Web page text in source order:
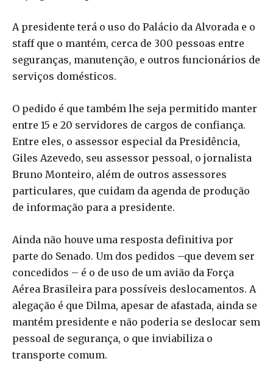
A presidente terá o uso do Palácio da Alvorada e o
staff que o mantém, cerca de 300 pessoas entre
seguranças, manutenção, e outros funcionários de
serviços domésticos.
O pedido é que também lhe seja permitido manter
entre 15 e 20 servidores de cargos de confiança.
Entre eles, o assessor especial da Presidência,
Giles Azevedo, seu assessor pessoal, o jornalista
Bruno Monteiro, além de outros assessores
particulares, que cuidam da agenda de produção
de informação para a presidente.
Ainda não houve uma resposta definitiva por
parte do Senado. Um dos pedidos –que devem ser
concedidos – é o de uso de um avião da Força
Aérea Brasileira para possíveis deslocamentos. A
alegação é que Dilma, apesar de afastada, ainda se
mantém presidente e não poderia se deslocar sem
pessoal de segurança, o que inviabiliza o
transporte comum.